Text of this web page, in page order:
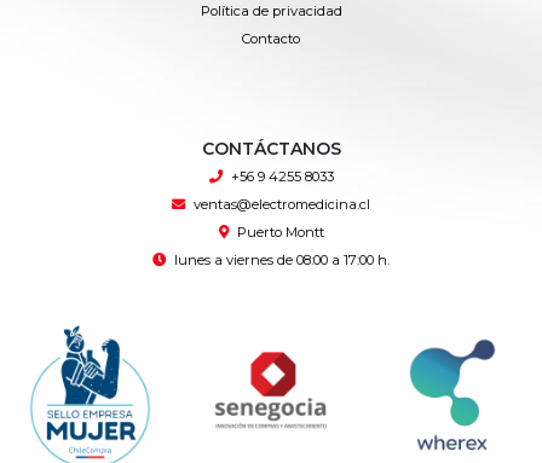
Política de privacidad
Contacto
CONTÁCTANOS
+56 9 4255 8033
ventas@electromedicina.cl
Puerto Montt
lunes a viernes de 08:00 a 17:00 h.